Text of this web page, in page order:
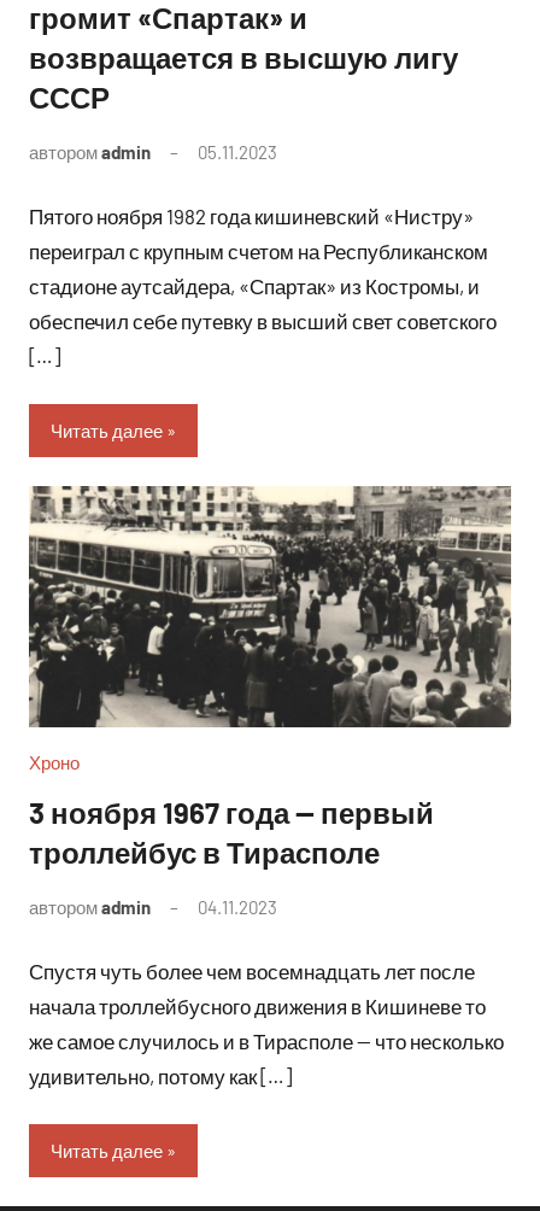
громит «Спартак» и
возвращается в высшую лигу
СССР
авторомadmin 05.11.2023
Пятого ноября 1982 года кишиневский «Нистру»
переиграл с крупным счетом на Республиканском
стадионе аутсайдера, «Спартак» из Костромы, и
обеспечил себе путевку в высший свет советского
[…]
Читать далее
Хроно
3 ноября 1967 года — первый
троллейбус в Тирасполе
авторомadmin 04.11.2023
Спустя чуть более чем восемнадцать лет после
начала троллейбусного движения в Кишиневе то
же самое случилось и в Тирасполе — что несколько
удивительно, потому как […]
Читать далее